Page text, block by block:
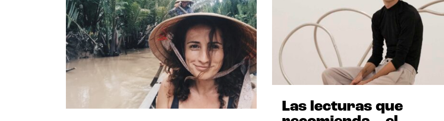
Las lecturas que